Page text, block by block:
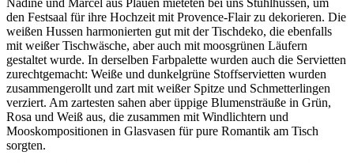
den Festsaal für ihre Hochzeit mit Provence-Flair zu dekorieren. Die
weißen Hussen harmonierten gut mit der Tischdeko, die ebenfalls
mit weißer Tischwäsche, aber auch mit moosgrünen Läufern
gestaltet wurde. In derselben Farbpalette wurden auch die Servietten
zurechtgemacht: Weiße und dunkelgrüne Stoffservietten wurden
zusammengerollt und zart mit weißer Spitze und Schmetterlingen
verziert. Am zartesten sahen aber üppige Blumensträuße in Grün,
Rosa und Weiß aus, die zusammen mit Windlichtern und
Mooskompositionen in Glasvasen für pure Romantik am Tisch
sorgten.